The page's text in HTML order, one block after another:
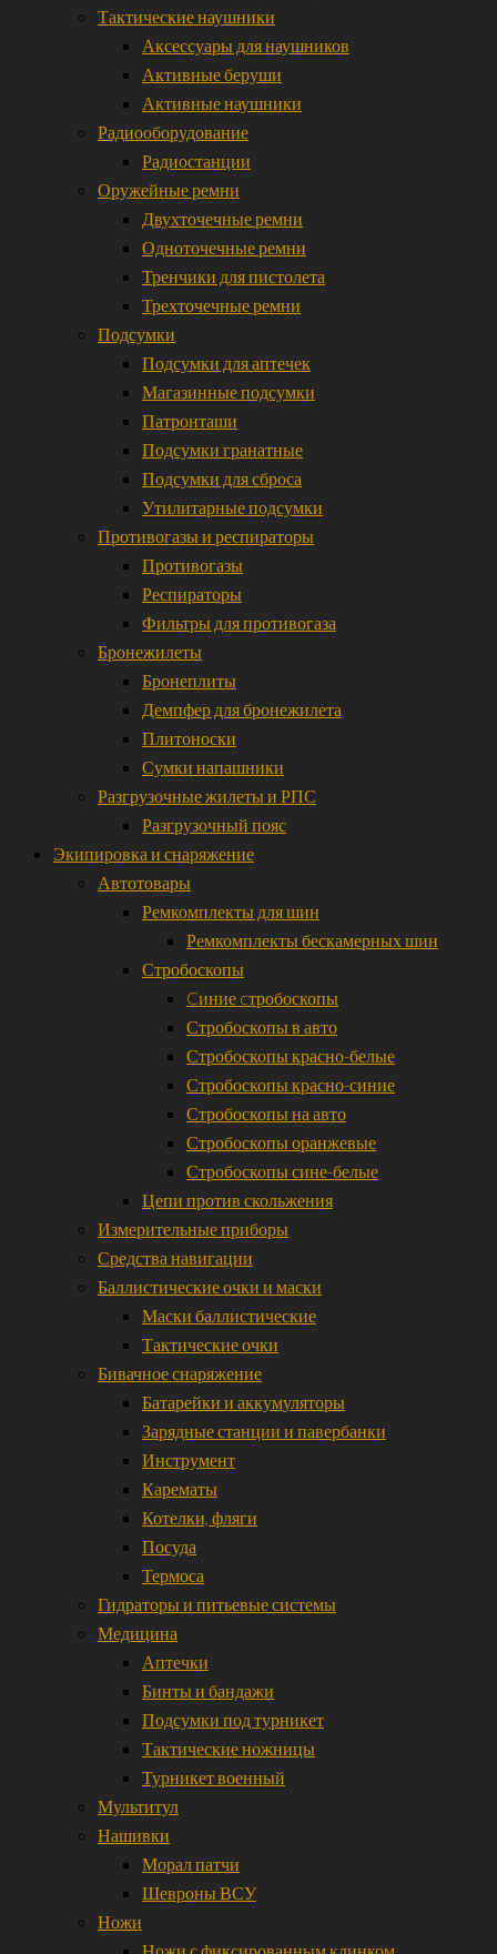
Тактические наушники
Аксессуары для наушников
Активные беруши
Активные наушники
Радиооборудование
Радиостанции
Оружейные ремни
Двухточечные ремни
Одноточечные ремни
Тренчики для пистолета
Трехточечные ремни
Подсумки
Подсумки для аптечек
Магазинные подсумки
Патронташи
Подсумки гранатные
Подсумки для сброса
Утилитарные подсумки
Противогазы и респираторы
Противогазы
Респираторы
Фильтры для противогаза
Бронежилеты
Бронеплиты
Демпфер для бронежилета
Плитоноски
Сумки напашники
Разгрузочные жилеты и РПС
Разгрузочный пояс
Экипировка и снаряжение
Автотовары
Ремкомплекты для шин
Ремкомплекты бескамерных шин
Стробоскопы
Cиние cтробоскопы
Стробоскопы в авто
Стробоскопы красно-белые
Стробоскопы красно-синие
Стробоскопы на авто
Стробоскопы оранжевые
Стробоскопы сине-белые
Цепи против скольжения
Измерительные приборы
Средства навигации
Баллистические очки и маски
Маски баллистические
Тактические очки
Бивачное снаряжение
Батарейки и аккумуляторы
Зарядные станции и павербанки
Инструмент
Карематы
Котелки, фляги
Посуда
Термоса
Гидраторы и питьевые системы
Медицина
Аптечки
Бинты и бандажи
Подсумки под турникет
Тактические ножницы
Турникет военный
Мультитул
Нашивки
Морал патчи
Шевроны ВСУ
Ножи